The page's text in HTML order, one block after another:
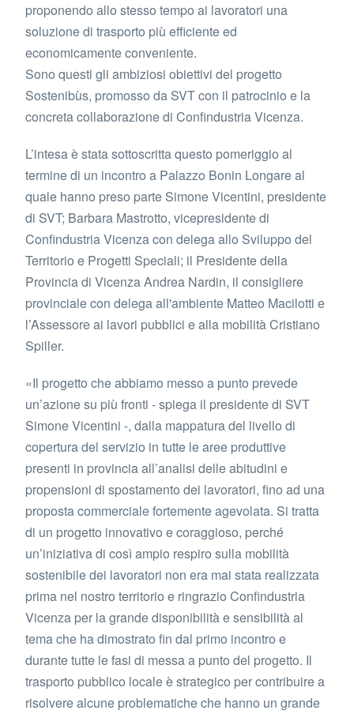
proponendo allo stesso tempo ai lavoratori una
soluzione di trasporto più efficiente ed
economicamente conveniente.
Sono questi gli ambiziosi obiettivi del progetto
Sostenibùs, promosso da SVT con il patrocinio e la
concreta collaborazione di Confindustria Vicenza.
L’intesa è stata sottoscritta questo pomeriggio al
termine di un incontro a Palazzo Bonin Longare al
quale hanno preso parte Simone Vicentini, presidente
di SVT; Barbara Mastrotto, vicepresidente di
Confindustria Vicenza con delega allo Sviluppo del
Territorio e Progetti Speciali; il Presidente della
Provincia di Vicenza Andrea Nardin, il consigliere
provinciale con delega all'ambiente Matteo Macilotti e
l’Assessore ai lavori pubblici e alla mobilità Cristiano
Spiller.
«Il progetto che abbiamo messo a punto prevede
un’azione su più fronti - spiega il presidente di SVT
Simone Vicentini -, dalla mappatura del livello di
copertura del servizio in tutte le aree produttive
presenti in provincia all’analisi delle abitudini e
propensioni di spostamento dei lavoratori, fino ad una
proposta commerciale fortemente agevolata. Si tratta
di un progetto innovativo e coraggioso, perché
un’iniziativa di così ampio respiro sulla mobilità
sostenibile dei lavoratori non era mai stata realizzata
prima nel nostro territorio e ringrazio Confindustria
Vicenza per la grande disponibilità e sensibilità al
tema che ha dimostrato fin dal primo incontro e
durante tutte le fasi di messa a punto del progetto. Il
trasporto pubblico locale è strategico per contribuire a
risolvere alcune problematiche che hanno un grande